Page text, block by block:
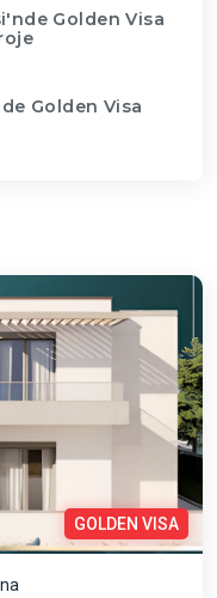
Golden Visa
Golden Visa
GOLDEN VISA